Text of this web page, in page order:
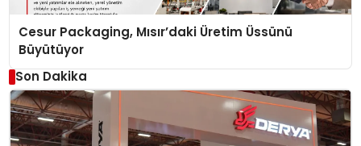
Cesur Packaging, Mısır’daki Üretim Üssünü
Büyütüyor
Son Dakika